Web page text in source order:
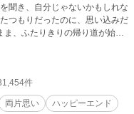
聞き、自分じゃないかもしれな
つもりだったのに、思い込みだ
、ふたりきりの帰り道が始ま
件
両片思い
ハッピーエンド